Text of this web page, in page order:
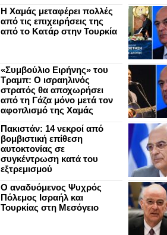
Η Χαμάς μεταφέρει πολλές
από τις επιχειρήσεις της
από το Κατάρ στην Τουρκία
«Συμβούλιο Ειρήνης» του
Τραμπ: Ο ισραηλινός
στρατός θα αποχωρήσει
από τη Γάζα μόνο μετά τον
αφοπλισμό της Χαμάς
Πακιστάν: 14 νεκροί από
βομβιστική επίθεση
αυτοκτονίας σε
συγκέντρωση κατά του
εξτρεμισμού
Ο αναδυόμενος Ψυχρός
Πόλεμος Ισραήλ και
Τουρκίας στη Μεσόγειο